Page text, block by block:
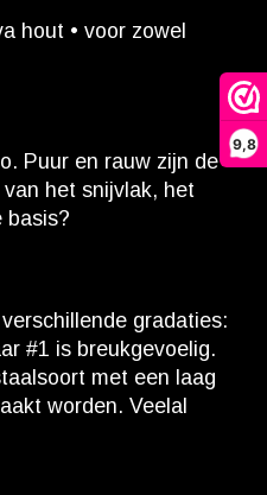
9,8
hout • voor zowel
Puur en rauw zijn de
het snijvlak, het
basis?
gradaties:
#1 is breukgevoelig.
met een laag
worden. Veelal